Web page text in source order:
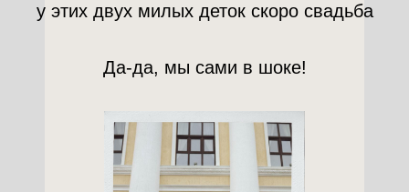
у этих двух милых деток скоро свадьба
Да-да, мы сами в шоке!